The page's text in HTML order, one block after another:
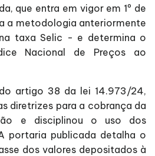
que entra em vigor em 1º de
a metodologia anteriormente
taxa Selic - e determina o
Nacional de Preços ao
artigo 38 da lei 14.973/24,
diretrizes para a cobrança da
e disciplinou o uso dos
portaria publicada detalha o
dos valores depositados à